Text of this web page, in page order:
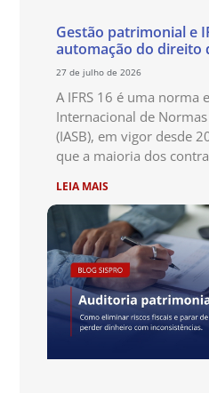
Gestão patrimonial e
automação do direito
27 de julho de 2026
A IFRS 16 é uma norma
Internacional de
(IASB), em vigor desde
que a maioria dos
LEIA MAIS